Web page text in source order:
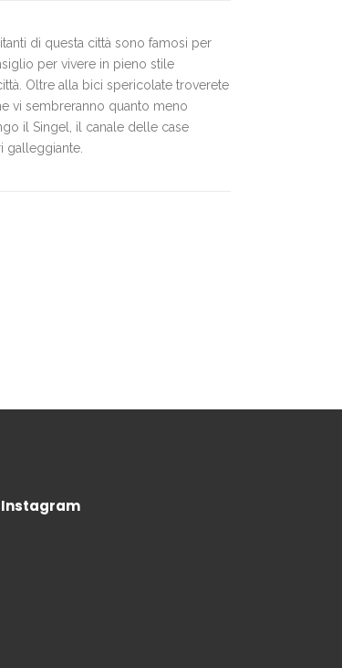
di questa città sono famosi per
per vivere in pieno stile
Oltre alla bici spericolate troverete
vi sembreranno quanto meno
il Singel, il canale delle case
galleggiante.
Instagram